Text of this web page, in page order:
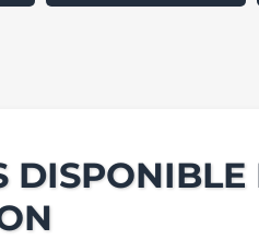
DISPONIBLE